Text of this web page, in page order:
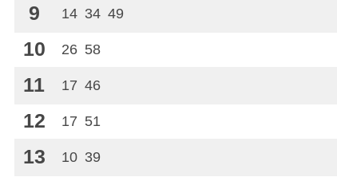
9 14 34 49
10 26 58
11 17 46
12 17 51
13 10 39